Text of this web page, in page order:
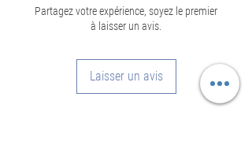
Override the Hi‑5 and WCU‑4
hand unit
Control EF lenses
Flexible mounting option
Partagez votre expérience, soyez le premier
à laisser un avis.
Laisser un avis